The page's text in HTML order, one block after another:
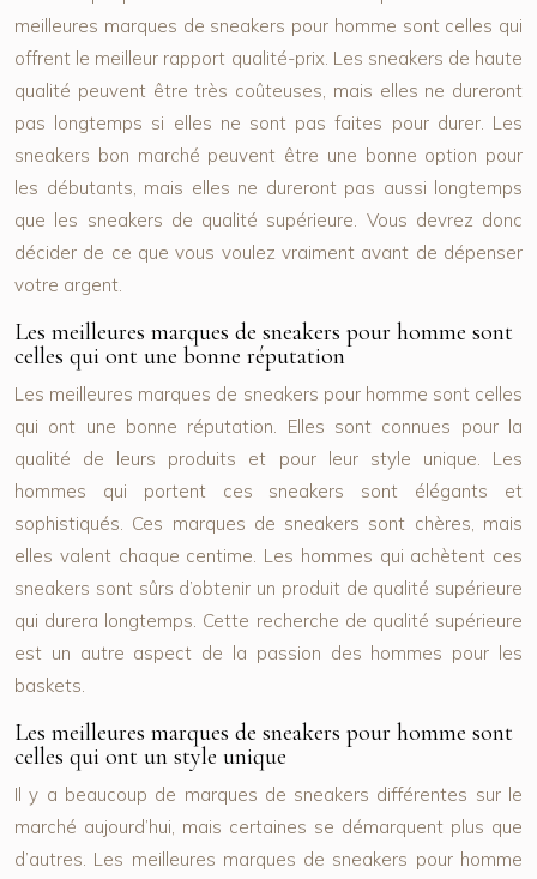
meilleures marques de sneakers pour homme sont celles qui
offrent le meilleur rapport qualité-prix. Les sneakers de haute
qualité peuvent être très coûteuses, mais elles ne dureront
pas longtemps si elles ne sont pas faites pour durer. Les
sneakers bon marché peuvent être une bonne option pour
les débutants, mais elles ne dureront pas aussi longtemps
que les sneakers de qualité supérieure. Vous devrez donc
décider de ce que vous voulez vraiment avant de dépenser
votre argent.
Les meilleures marques de sneakers pour homme sont
celles qui ont une bonne réputation
Les meilleures marques de sneakers pour homme sont celles
qui ont une bonne réputation. Elles sont connues pour la
qualité de leurs produits et pour leur style unique. Les
hommes qui portent ces sneakers sont élégants et
sophistiqués. Ces marques de sneakers sont chères, mais
elles valent chaque centime. Les hommes qui achètent ces
sneakers sont sûrs d’obtenir un produit de qualité supérieure
qui durera longtemps. Cette recherche de qualité supérieure
est un autre aspect de la passion des hommes pour les
baskets.
Les meilleures marques de sneakers pour homme sont
celles qui ont un style unique
Il y a beaucoup de marques de sneakers différentes sur le
marché aujourd’hui, mais certaines se démarquent plus que
d’autres. Les meilleures marques de sneakers pour homme